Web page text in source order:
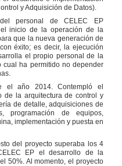
y Adquisición de Datos).
personal de CELEC EP
el inicio de la operación de la
que la nueva generación de
éxito; es decir, la ejecución
el propio personal de la
cual ha permitido no depender
el año 2014. Contempló el
de la arquitectura de control y
de detalle, adquisiciones de
programación de equipos,
implementación y puesta en
del proyecto superaba los 4
EP el desarrollo de la
50%. Al momento, el proyecto